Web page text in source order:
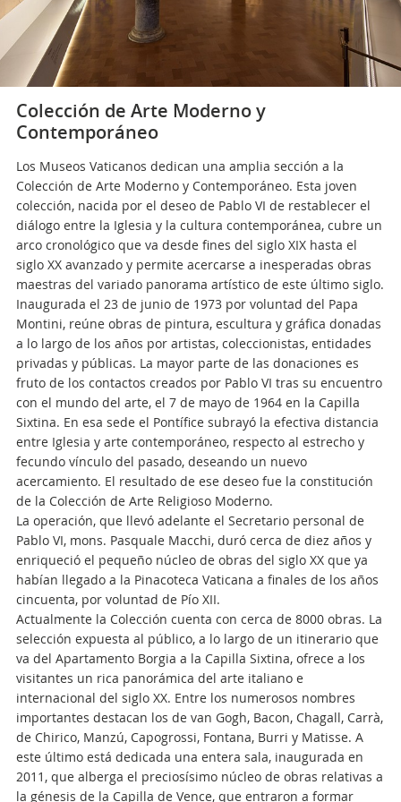
Colección de Arte Moderno y
Contemporáneo
Los Museos Vaticanos dedican una amplia sección a la
Colección de Arte Moderno y Contemporáneo. Esta joven
colección, nacida por el deseo de Pablo VI de restablecer el
diálogo entre la Iglesia y la cultura contemporánea, cubre un
arco cronológico que va desde fines del siglo XIX hasta el
siglo XX avanzado y permite acercarse a inesperadas obras
maestras del variado panorama artístico de este último siglo.
Inaugurada el 23 de junio de 1973 por voluntad del Papa
Montini, reúne obras de pintura, escultura y gráfica donadas
a lo largo de los años por artistas, coleccionistas, entidades
privadas y públicas. La mayor parte de las donaciones es
fruto de los contactos creados por Pablo VI tras su encuentro
con el mundo del arte, el 7 de mayo de 1964 en la Capilla
Sixtina. En esa sede el Pontífice subrayó la efectiva distancia
entre Iglesia y arte contemporáneo, respecto al estrecho y
fecundo vínculo del pasado, deseando un nuevo
acercamiento. El resultado de ese deseo fue la constitución
de la Colección de Arte Religioso Moderno.
La operación, que llevó adelante el Secretario personal de
Pablo VI, mons. Pasquale Macchi, duró cerca de diez años y
enriqueció el pequeño núcleo de obras del siglo XX que ya
habían llegado a la Pinacoteca Vaticana a finales de los años
cincuenta, por voluntad de Pío XII.
Actualmente la Colección cuenta con cerca de 8000 obras. La
selección expuesta al público, a lo largo de un itinerario que
va del Apartamento Borgia a la Capilla Sixtina, ofrece a los
visitantes un rica panorámica del arte italiano e
internacional del siglo XX. Entre los numerosos nombres
importantes destacan los de van Gogh, Bacon, Chagall, Carrà,
de Chirico, Manzú, Capogrossi, Fontana, Burri y Matisse. A
este último está dedicada una entera sala, inaugurada en
2011, que alberga el preciosísimo núcleo de obras relativas a
la génesis de la Capilla de Vence, que entraron a formar